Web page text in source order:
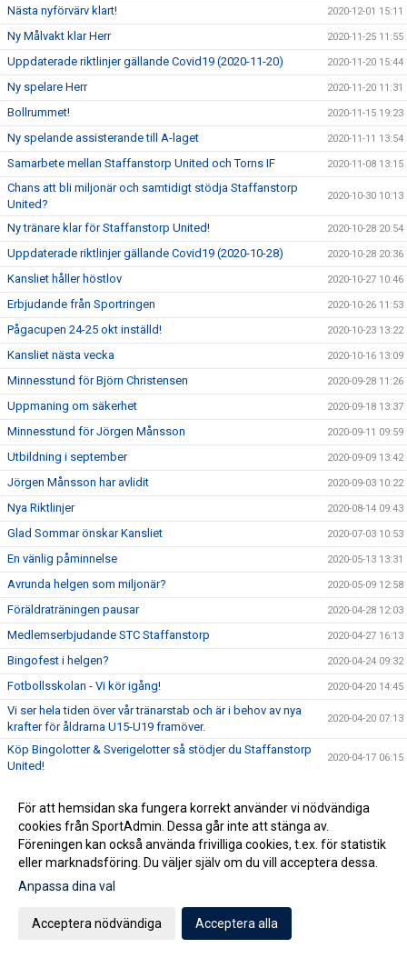
Nästa nyförvärv klart! 2020-12-01 15:11
Ny Målvakt klar Herr 2020-11-25 11:55
Uppdaterade riktlinjer gällande Covid19 (2020-11-20) 2020-11-20 15:44
Ny spelare Herr 2020-11-20 11:31
Bollrummet! 2020-11-15 19:23
Ny spelande assisterande till A-laget 2020-11-11 13:54
Samarbete mellan Staffanstorp United och Torns IF 2020-11-08 13:15
Chans att bli miljonär och samtidigt stödja Staffanstorp
United?
2020-10-30 10:13
Ny tränare klar för Staffanstorp United! 2020-10-28 20:54
Uppdaterade riktlinjer gällande Covid19 (2020-10-28) 2020-10-28 20:36
Kansliet håller höstlov 2020-10-27 10:46
Erbjudande från Sportringen 2020-10-26 11:53
Pågacupen 24-25 okt inställd! 2020-10-23 13:22
Kansliet nästa vecka 2020-10-16 13:09
Minnesstund för Björn Christensen 2020-09-28 11:26
Uppmaning om säkerhet 2020-09-18 13:37
Minnesstund för Jörgen Månsson 2020-09-11 09:59
Utbildning i september 2020-09-09 13:42
Jörgen Månsson har avlidit 2020-09-03 10:22
Nya Riktlinjer 2020-08-14 09:43
Glad Sommar önskar Kansliet 2020-07-03 10:53
En vänlig påminnelse 2020-05-13 13:31
Avrunda helgen som miljonär? 2020-05-09 12:58
Föräldraträningen pausar 2020-04-28 12:03
Medlemserbjudande STC Staffanstorp 2020-04-27 16:13
Bingofest i helgen? 2020-04-24 09:32
Fotbollsskolan - Vi kör igång! 2020-04-20 14:45
Vi ser hela tiden över vår tränarstab och är i behov av nya
krafter för åldrarna U15-U19 framöver.
2020-04-20 07:13
Köp Bingolotter & Sverigelotter så stödjer du Staffanstorp
United!
2020-04-17 06:15
Virtuellt inträde 2020 2020-04-16 12:01
NYHET! Digitala Bingolotter! 2020-04-08 11:54
Kansliet Påskstängt 2020-04-08 10:20
Uppdatering gällande träningar och träningsmatcher
Påskbingo!
För att hemsidan ska fungera korrekt använder vi nödvändiga
cookies från SportAdmin. Dessa går inte att stänga av.
Föreningen kan också använda frivilliga cookies, t.ex. för statistik
eller marknadsföring. Du väljer själv om du vill acceptera dessa.
Anpassa dina val
Acceptera nödvändiga Acceptera alla